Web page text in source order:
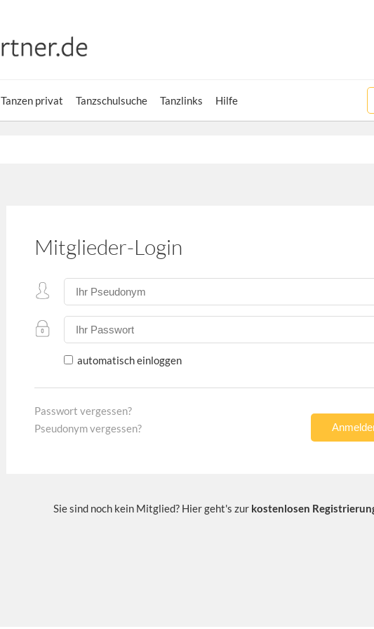
Tanzen privat Tanzschulsuche Tanzlinks Hilfe
Mitglieder-Login
automatisch einloggen
Passwort vergessen?
Pseudonym vergessen?
Sie sind noch kein Mitglied? Hier geht's zur kostenlosen